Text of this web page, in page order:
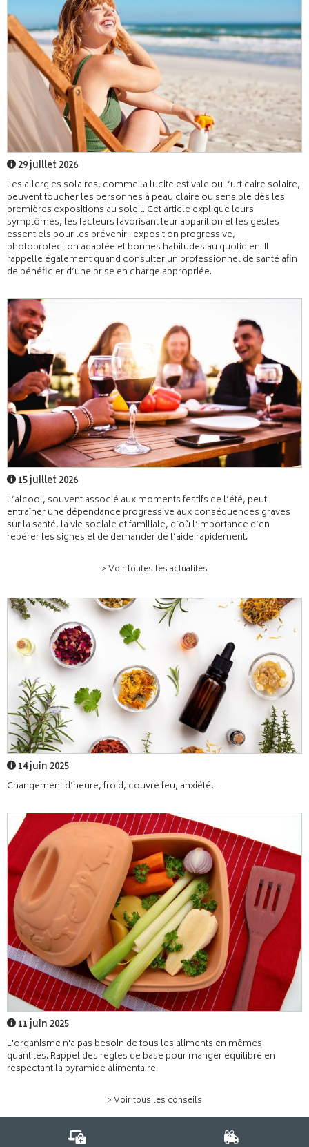
29 juillet 2026
Les allergies solaires, comme la lucite estivale ou l’urticaire solaire,
peuvent toucher les personnes à peau claire ou sensible dès les
premières expositions au soleil. Cet article explique leurs
symptômes, les facteurs favorisant leur apparition et les gestes
essentiels pour les prévenir : exposition progressive,
photoprotection adaptée et bonnes habitudes au quotidien. Il
rappelle également quand consulter un professionnel de santé afin
de bénéficier d’une prise en charge appropriée.
15 juillet 2026
L’alcool, souvent associé aux moments festifs de l’été, peut
entraîner une dépendance progressive aux conséquences graves
sur la santé, la vie sociale et familiale, d’où l’importance d’en
repérer les signes et de demander de l’aide rapidement.
> Voir toutes les actualités
14 juin 2025
Changement d’heure, froid, couvre feu, anxiété,...
11 juin 2025
L'organisme n'a pas besoin de tous les aliments en mêmes
quantités. Rappel des règles de base pour manger équilibré en
respectant la pyramide alimentaire.
> Voir tous les conseils